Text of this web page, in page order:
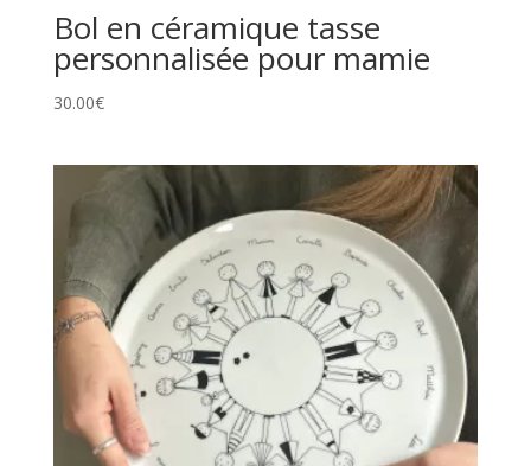
Bol en céramique tasse
personnalisée pour mamie
30.00€